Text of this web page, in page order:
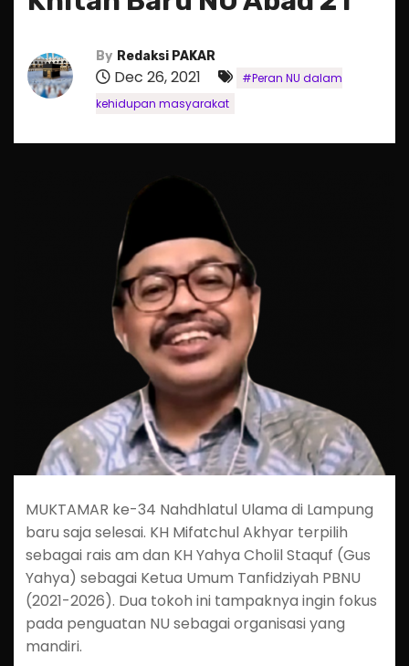
By Redaksi PAKAR
Dec 26, 2021
#Peran NU dalam
kehidupan masyarakat
MUKTAMAR ke-34 Nahdhlatul Ulama di Lampung
baru saja selesai. KH Mifatchul Akhyar terpilih
sebagai rais am dan KH Yahya Cholil Staquf (Gus
Yahya) sebagai Ketua Umum Tanfidziyah PBNU
(2021-2026). Dua tokoh ini tampaknya ingin fokus
pada penguatan NU sebagai organisasi yang
mandiri.